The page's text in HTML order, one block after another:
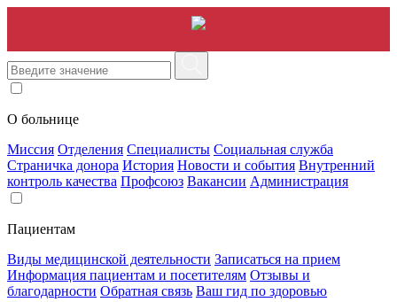
О больнице
Миссия Отделения Специалисты Социальная служба
Страничка донора История Новости и события Внутренний
контроль качества Профсоюз Вакансии Администрация
Пациентам
Виды медицинской деятельности Записаться на прием
Информация пациентам и посетителям Отзывы и
благодарности Обратная связь Ваш гид по здоровью